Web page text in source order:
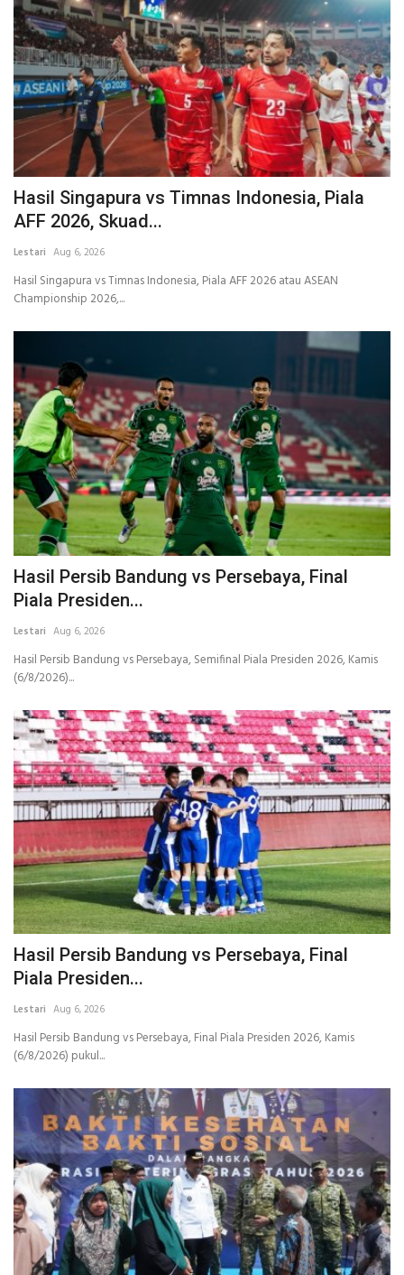
Hasil Singapura vs Timnas Indonesia, Piala
AFF 2026, Skuad...
Lestari Aug 6, 2026
Hasil Singapura vs Timnas Indonesia, Piala AFF 2026 atau ASEAN
Championship 2026,...
Hasil Persib Bandung vs Persebaya, Final
Piala Presiden...
Lestari Aug 6, 2026
Hasil Persib Bandung vs Persebaya, Semifinal Piala Presiden 2026, Kamis
(6/8/2026)...
Hasil Persib Bandung vs Persebaya, Final
Piala Presiden...
Lestari Aug 6, 2026
Hasil Persib Bandung vs Persebaya, Final Piala Presiden 2026, Kamis
(6/8/2026) pukul...